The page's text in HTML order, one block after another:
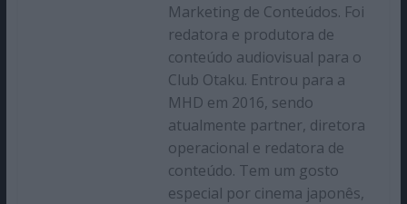
Marketing de Conteúdos. Foi
redatora e produtora de
conteúdo audiovisual para o
Club Otaku. Entrou para a
MHD em 2016, sendo
atualmente partner, diretora
operacional e redatora de
conteúdo. Tem um gosto
especial por cinema japonês,